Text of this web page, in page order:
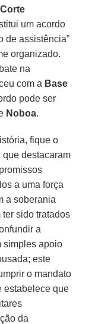
Corte
um acordo
de assistência”
organizado.
na
com a Base
pode ser
Noboa.
fique o
que destacaram
a uma força
a soberania
sido tratados
a
simples apoio
este
o mandato
estabelece que
da